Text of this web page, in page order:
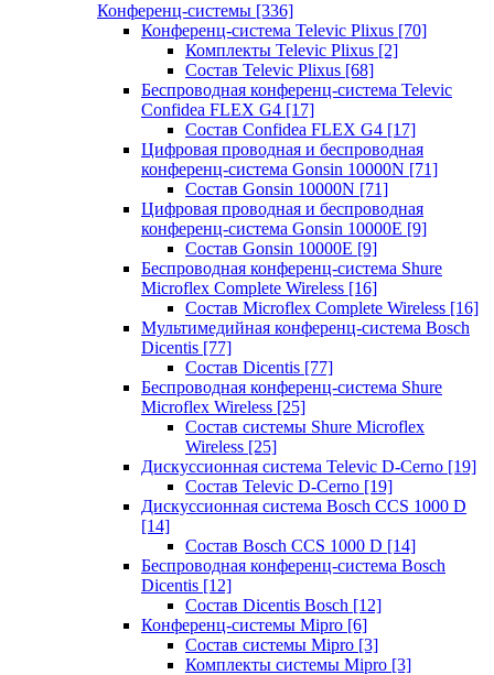
Конференц-системы [336]
Конференц-система Televic Plixus [70]
Комплекты Televic Plixus [2]
Состав Televic Plixus [68]
Беспроводная конференц-система Televic
Confidea FLEX G4 [17]
Состав Confidea FLEX G4 [17]
Цифровая проводная и беспроводная
конференц-система Gonsin 10000N [71]
Состав Gonsin 10000N [71]
Цифровая проводная и беспроводная
конференц-система Gonsin 10000E [9]
Состав Gonsin 10000E [9]
Беспроводная конференц-система Shure
Microflex Complete Wireless [16]
Состав Microflex Complete Wireless [16]
Мультимедийная конференц-система Bosch
Dicentis [77]
Состав Dicentis [77]
Беспроводная конференц-система Shure
Microflex Wireless [25]
Состав системы Shure Microflex
Wireless [25]
Дискуссионная система Televic D-Cerno [19]
Состав Televic D-Cerno [19]
Дискуссионная система Bosch CCS 1000 D
[14]
Состав Bosch CCS 1000 D [14]
Беспроводная конференц-система Bosch
Dicentis [12]
Состав Dicentis Bosch [12]
Конференц-системы Mipro [6]
Состав системы Mipro [3]
Комплекты системы Mipro [3]